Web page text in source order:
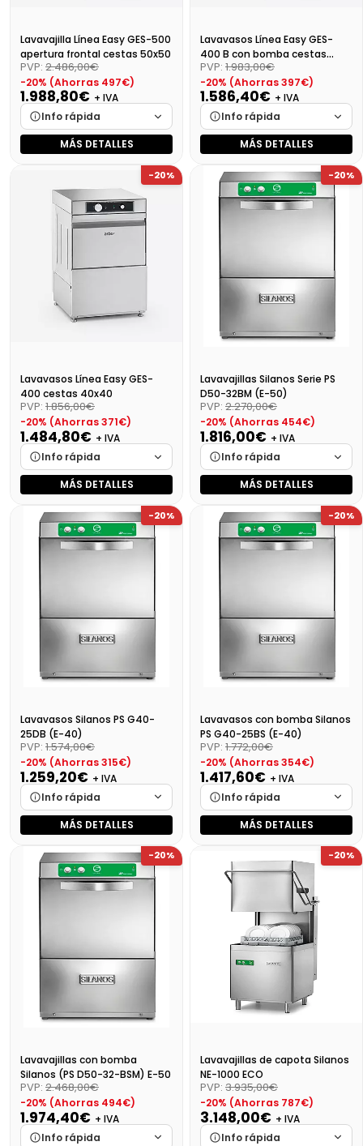
Lavavajilla Línea Easy GES-500
apertura frontal cestas 50x50
PVP: 2.486,00€
-20% (Ahorras 497€)
1.988,80€ + IVA
Info rápida
Marca
Cargando…
Cargando…
Disponibilidad
Cargando…
Precio final (+21%)
MÁS DETALLES
Lavavasos Línea Easy GES-
400 B con bomba cestas
40x40
PVP: 1.983,00€
-20% (Ahorras 397€)
1.586,40€ + IVA
Info rápida
Marca
Cargando…
Medidas
Cargando…
Disponibilidad
Cargando…
MÁS DETALLES
-20%
Lavavasos Línea Easy GES-
400 cestas 40x40
PVP: 1.856,00€
-20% (Ahorras 371€)
1.484,80€ + IVA
Info rápida
Marca
Cargando…
Medidas
Cargando…
Disponibilidad
Cargando…
MÁS DETALLES
-20%
Lavavajillas Silanos Serie PS
D50-32BM (E-50)
PVP: 2.270,00€
-20% (Ahorras 454€)
1.816,00€ + IVA
Info rápida
Marca
Cargando…
Medidas
Cargando…
Disponibilidad
Cargando…
MÁS DETALLES
-20%
Lavavasos Silanos PS G40-
25DB (E-40)
PVP: 1.574,00€
-20% (Ahorras 315€)
1.259,20€ + IVA
Info rápida
Marca
Cargando…
Medidas
Cargando…
Disponibilidad
Cargando…
MÁS DETALLES
-20%
Lavavasos con bomba Silanos
PS G40-25BS (E-40)
PVP: 1.772,00€
-20% (Ahorras 354€)
1.417,60€ + IVA
Info rápida
Marca
Cargando…
Cargando…
Disponibilidad
Cargando…
Precio final (+21%)
1715,30 €
MÁS DETALLES
-20%
Lavavajillas con bomba
Silanos (PS D50-32-BSM) E-50
PVP: 2.468,00€
-20% (Ahorras 494€)
1.974,40€ + IVA
Info rápida
-20%
Lavavajillas de capota Silanos
NE-1000 ECO
PVP: 3.935,00€
-20% (Ahorras 787€)
3.148,00€ + IVA
Info rápida